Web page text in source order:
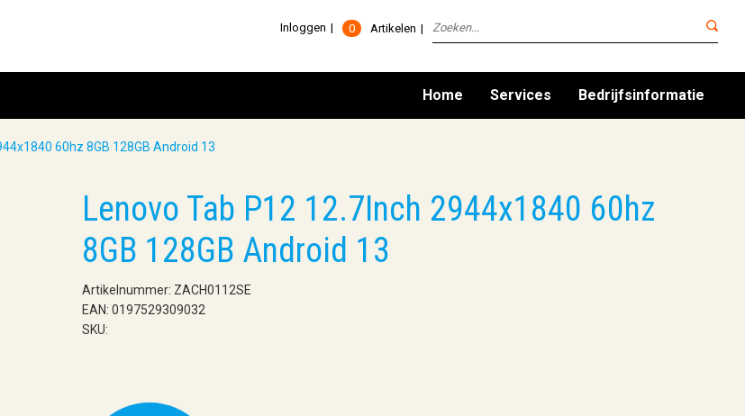
0 Artikelen
Inloggen
Home Services Bedrijfsinformatie
60hz 8GB 128GB Android 13
Lenovo Tab P12 12.7Inch 2944x1840 60hz
8GB 128GB Android 13
Artikelnummer: ZACH0112SE
EAN: 0197529309032
SKU: